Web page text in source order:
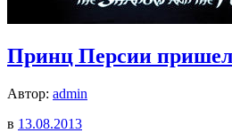
Принц Персии
Автор: admin
в 13.08.2013